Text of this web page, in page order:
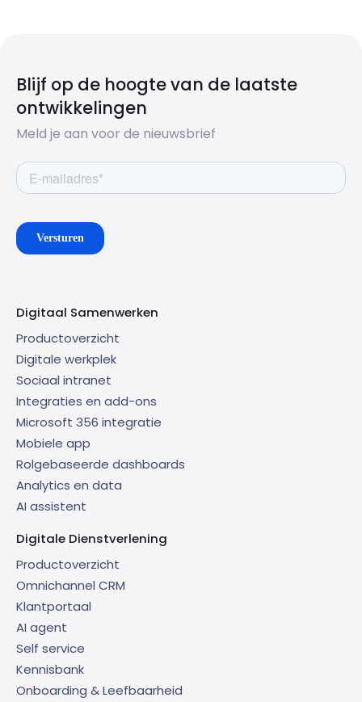
Blijf op de hoogte van de laatste
ontwikkelingen
Meld je aan voor de nieuwsbrief
Digitaal Samenwerken
Productoverzicht
Digitale werkplek
Sociaal intranet
Integraties en add-ons
Microsoft 356 integratie
Mobiele app
Rolgebaseerde dashboards
Analytics en data
AI assistent
Digitale Dienstverlening
Productoverzicht
Omnichannel CRM
Klantportaal
AI agent
Self service
Kennisbank
Onboarding & Leefbaarheid